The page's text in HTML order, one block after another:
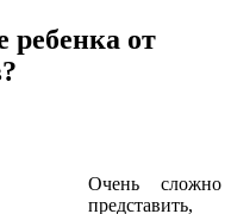
ребенка от
Очень сложно
представить,